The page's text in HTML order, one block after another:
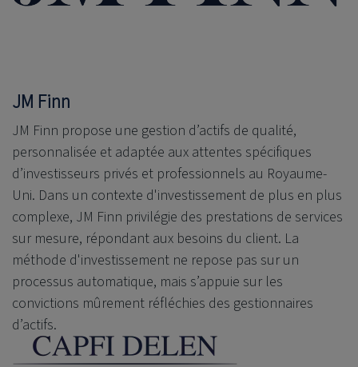
JM Finn
JM Finn propose une gestion d’actifs de qualité,
personnalisée et adaptée aux attentes spécifiques
d’investisseurs privés et professionnels au Royaume-
Uni. Dans un contexte d'investissement de plus en plus
complexe, JM Finn privilégie des prestations de services
sur mesure, répondant aux besoins du client. La
méthode d'investissement ne repose pas sur un
processus automatique, mais s’appuie sur les
convictions mûrement réfléchies des gestionnaires
d’actifs.